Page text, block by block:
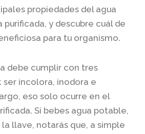
propiedades del agua
purificada, y descubre cuál de
para tu organismo.
debe cumplir con tres
ser incolora, inodora e
eso solo ocurre en el
Si bebes agua potable,
la llave, notarás que, a simple